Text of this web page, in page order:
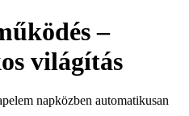
–
világítás
napközben automatikusan